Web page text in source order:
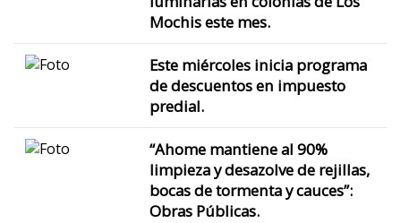
Mochis este mes.
Este miércoles inicia programa
de descuentos en impuesto
predial.
“Ahome mantiene al 90%
limpieza y desazolve de rejillas,
bocas de tormenta y cauces”:
Obras Públicas.